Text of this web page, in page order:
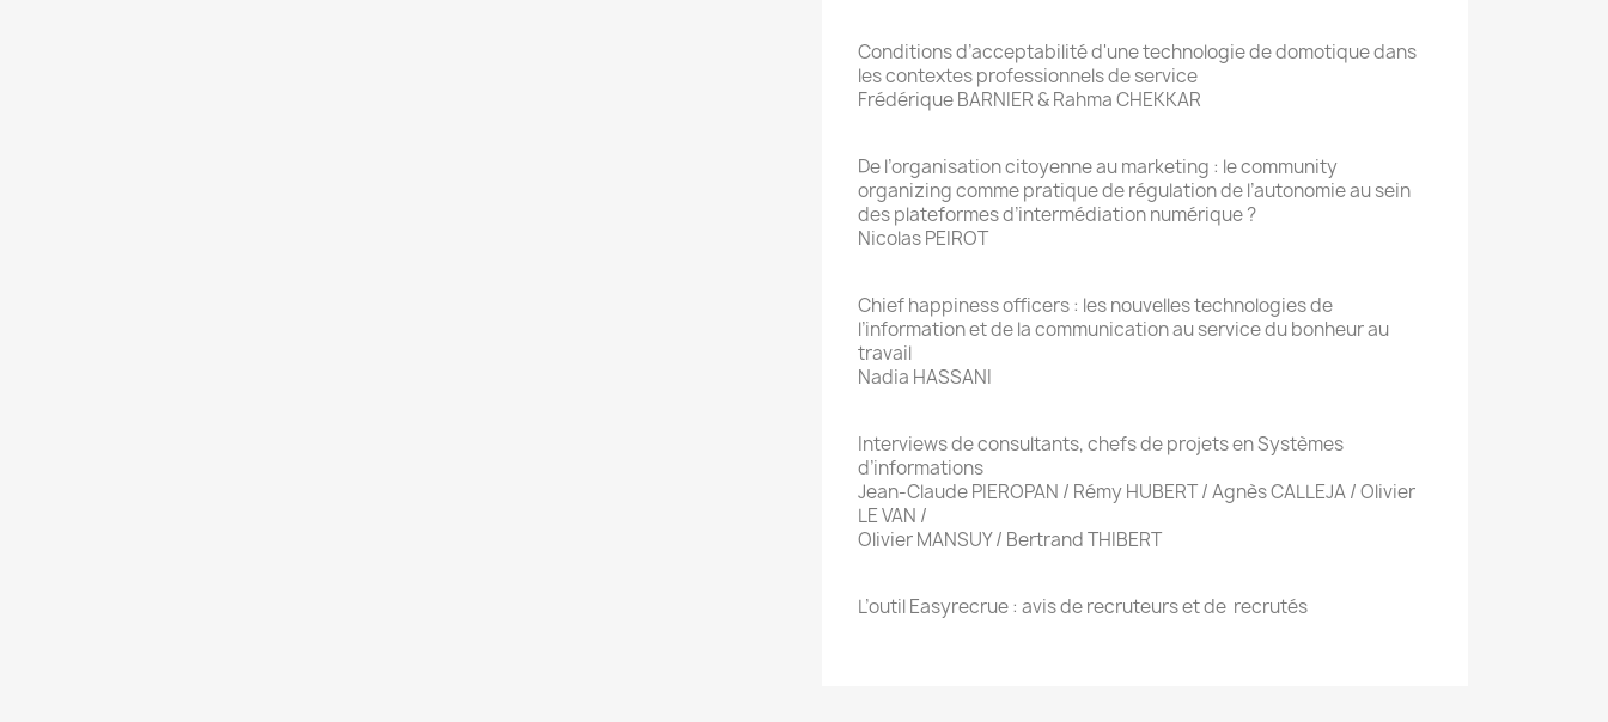
Conditions d’acceptabilité d'une technologie de domotique dans
les contextes professionnels de service
Frédérique BARNIER & Rahma CHEKKAR
De l’organisation citoyenne au marketing : le community
organizing comme pratique de régulation de l’autonomie au sein
des plateformes d’intermédiation numérique ?
Nicolas PEIROT
Chief happiness officers : les nouvelles technologies de
l’information et de la communication au service du bonheur au
travail
Nadia HASSANI
Interviews de consultants, chefs de projets en Systèmes
d’informations
Jean-Claude PIEROPAN / Rémy HUBERT / Agnès CALLEJA / Olivier
LE VAN /
Olivier MANSUY / Bertrand THIBERT
L’outil Easyrecrue : avis de recruteurs et de recrutés